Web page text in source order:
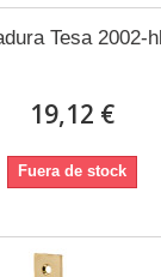
Tesa 2002-
19,12 €
Fuera de stock